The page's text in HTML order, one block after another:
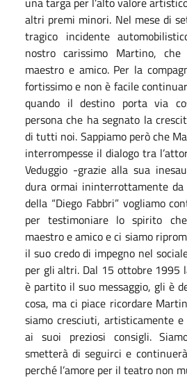
altri premi minori. Nel mese di
tragico incidente
nostro carissimo Martino,
maestro e amico. Per la
fortissimo e non è facile
quando il destino porta via
persona che ha segnato la
di tutti noi. Sappiamo però che
interrompesse il dialogo tra
Veduggio -grazie alla sua
dura ormai ininterrottamente da
della “Diego Fabbri” vogliamo
per testimoniare lo spirito
maestro e amico e ci siamo
il suo credo di impegno nel
per gli altri. Dal 15 ottobre 1995
è partito il suo messaggio, gli è
cosa, ma ci piace ricordare
siamo cresciuti, artisticamente
ai suoi preziosi consigli.
smetterà di seguirci e
perché l’amore per il teatro non